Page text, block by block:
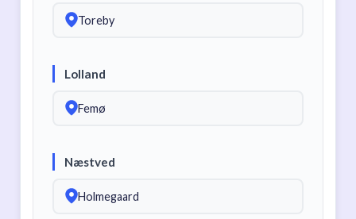
Toreby
Lolland
Femø
Næstved
Holmegaard